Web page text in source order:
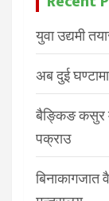
युवा उद्यमी
अब दुई
बैङ्किङ कसुर
पक्राउ
बिनाकागजात